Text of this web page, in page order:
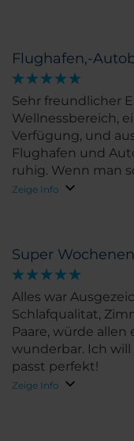
Flughafen,-
Sehr freundlicher
Wellnessbereich,
Verfügung, und
Flughafen und
ruhig. Wenn man
beginnen.
Zeige Info
Super
Alles war
Schlafqualitat, Zimmer, Bad.
Paare, würde
wunderbar. Ich
passt perfekt!
Zeige Info